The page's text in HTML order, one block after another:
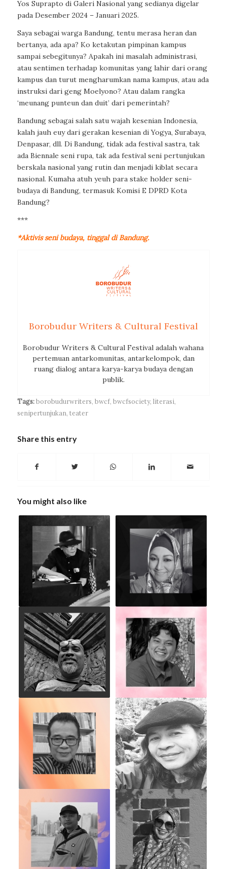
Yos Suprapto di Galeri Nasional yang sedianya digelar
pada Desember 2024 – Januari 2025.
Saya sebagai warga Bandung, tentu merasa heran dan
bertanya, ada apa? Ko ketakutan pimpinan kampus
sampai sebegitunya? Apakah ini masalah administrasi,
atau sentimen terhadap komunitas yang lahir dari orang
kampus dan turut mengharumkan nama kampus, atau ada
instruksi dari geng Moelyono? Atau dalam rangka
‘meunang punteun dan duit’ dari pemerintah?
Bandung sebagai salah satu wajah kesenian Indonesia,
kalah jauh euy dari gerakan kesenian di Yogya, Surabaya,
Denpasar, dll. Di Bandung, tidak ada festival sastra, tak
ada Biennale seni rupa, tak ada festival seni pertunjukan
berskala nasional yang rutin dan menjadi kiblat secara
nasional. Kumaha atuh yeuh para stake holder seni-
budaya di Bandung, termasuk Komisi E DPRD Kota
Bandung?
***
*Aktivis seni budaya, tinggal di Bandung.
Borobudur Writers & Cultural Festival
Borobudur Writers & Cultural Festival adalah wahana
pertemuan antarkomunitas, antarkelompok, dan
ruang dialog antara karya-karya budaya dengan
publik.
Tags: borobudurwriters, bwcf, bwcfsociety, literasi,
senipertunjukan, teater
Share this entry
You might also like